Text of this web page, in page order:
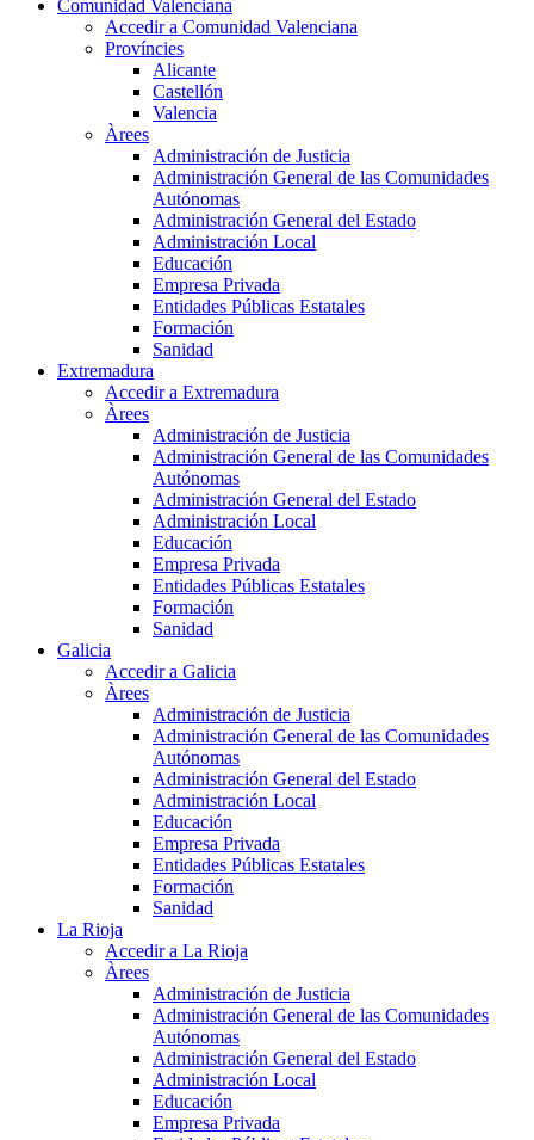
Comunidad Valenciana
Accedir a Comunidad Valenciana
Províncies
Alicante
Castellón
Valencia
Àrees
Administración de Justicia
Administración General de las Comunidades
Autónomas
Administración General del Estado
Administración Local
Educación
Empresa Privada
Entidades Públicas Estatales
Formación
Sanidad
Extremadura
Accedir a Extremadura
Àrees
Administración de Justicia
Administración General de las Comunidades
Autónomas
Administración General del Estado
Administración Local
Educación
Empresa Privada
Entidades Públicas Estatales
Formación
Sanidad
Galicia
Accedir a Galicia
Àrees
Administración de Justicia
Administración General de las Comunidades
Autónomas
Administración General del Estado
Administración Local
Educación
Empresa Privada
Entidades Públicas Estatales
Formación
Sanidad
La Rioja
Accedir a La Rioja
Àrees
Administración de Justicia
Administración General de las Comunidades
Autónomas
Administración General del Estado
Administración Local
Educación
Empresa Privada